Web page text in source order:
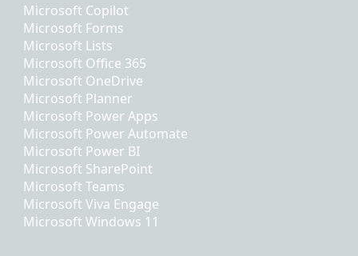
Microsoft Copilot
Microsoft Forms
Microsoft Lists
Microsoft Office 365
Microsoft OneDrive
Microsoft Planner
Microsoft Power Apps
Microsoft Power Automate
Microsoft Power BI
Microsoft SharePoint
Microsoft Teams
Microsoft Viva Engage
Microsoft Windows 11